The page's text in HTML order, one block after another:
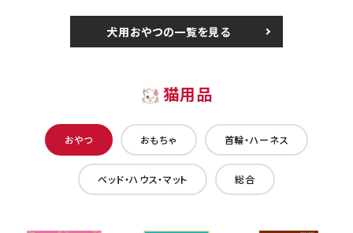
犬用おやつの一覧を見る
猫用品
おやつ おもちゃ 首輪・ハーネス
ベッド・ハウス・マット 総合